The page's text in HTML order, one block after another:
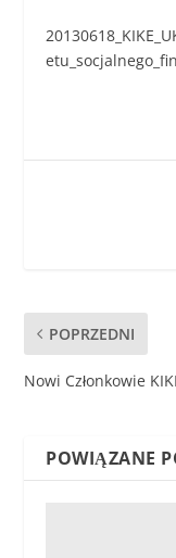
POPRZEDNI
Nowi Członkowie
POWIĄZANE